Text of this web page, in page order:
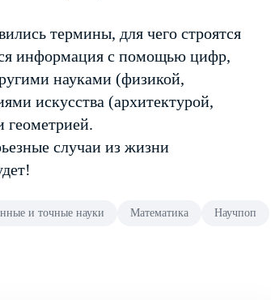
термины, для чего строятся
информация с помощью цифр,
науками (физикой,
искусства (архитектурой,
геометрией.
случаи из жизни
и точные науки Математика Научпоп